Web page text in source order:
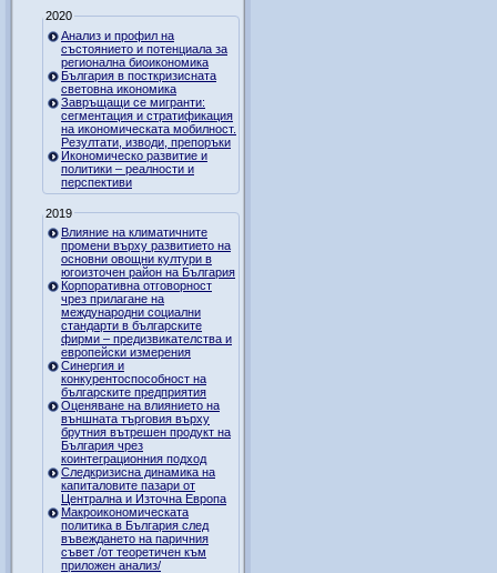
2020
Анализ и профил на
състоянието и потенциала за
регионална биоикономика
България в посткризисната
световна икономика
Завръщащи се мигранти:
сегментация и стратификация
на икономическата мобилност.
Резултати, изводи, препоръки
Икономическо развитие и
политики – реалности и
перспективи
2019
Влияние на климатичните
промени върху развитието на
основни овощни култури в
югоизточен район на България
Корпоративна отговорност
чрез прилагане на
международни социални
стандарти в българските
фирми – предизвикателства и
европейски измерения
Синергия и
конкурентоспособност на
българските предприятия
Оценяване на влиянието на
външната търговия върху
брутния вътрешен продукт на
България чрез
коинтеграционния подход
Следкризисна динамика на
капиталовите пазари от
Централна и Източна Европа
Макроикономическата
политика в България след
въвеждането на паричния
съвет /от теоретичен към
приложен анализ/